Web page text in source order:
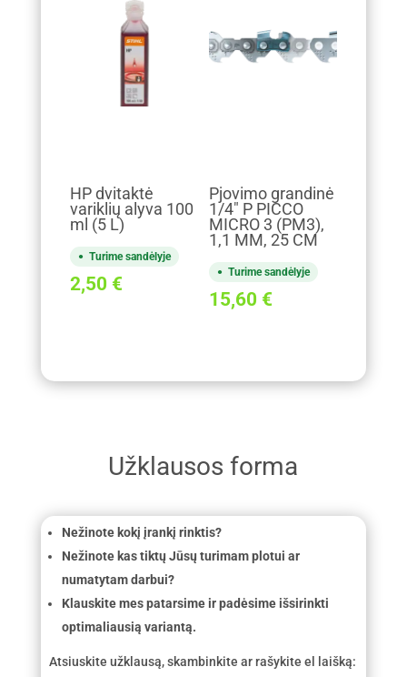
HP dvitaktė
variklių alyva 100
ml (5 L)
Turime sandėlyje
2,50 €
Pjovimo grandinė
1/4" P PICCO
MICRO 3 (PM3),
1,1 MM, 25 CM
Turime sandėlyje
15,60 €
Užklausos forma
Nežinote kokį įrankį rinktis?
Nežinote kas tiktų Jūsų turimam plotui ar
numatytam darbui?
Klauskite mes patarsime ir padėsime išsirinkti
optimaliausią variantą.
Atsiuskite užklausą, skambinkite ar rašykite el laišką: